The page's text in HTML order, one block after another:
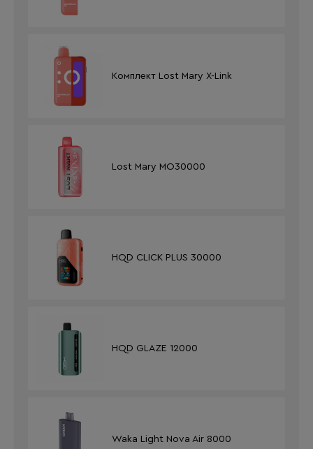
Комплект Lost Mary X-Link
Lost Mary MO30000
HQD CLICK PLUS 30000
HQD GLAZE 12000
Waka Light Nova Air 8000